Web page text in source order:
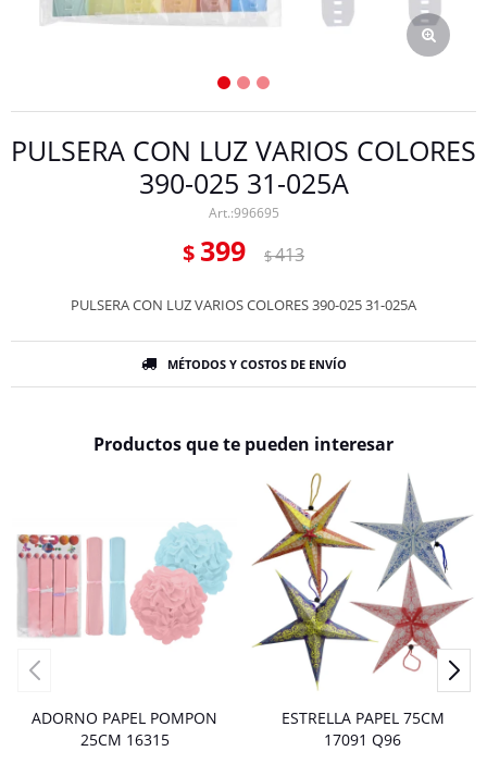
PULSERA CON LUZ VARIOS COLORES
390-025 31-025A
996695
$ 399 $413
PULSERA CON LUZ VARIOS COLORES 390-025 31-025A
MÉTODOS Y COSTOS DE ENVÍO
Productos que te pueden interesar
ADORNO PAPEL POMPON
25CM 16315
ESTRELLA PAPEL 75CM
17091 Q96